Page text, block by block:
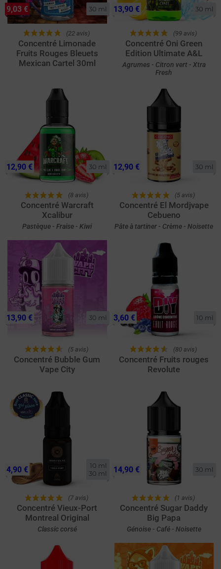
30 ml
(22 avis)
Concentré Limonade
Fruits Rouges Bleuets
Mexican Cartel 30ml
9,03 € 30 ml
(99 avis)
Concentré Oni Green
Edition Ultimate A&L
Agrumes - Citron vert - Xtra
Fresh
13,90 €
30 ml
(8 avis)
Concentré Warcraft
Xcalibur
Pastèque - Fraise - Kiwi
12,90 € 30 ml
(5 avis)
Concentré El Mordjvape
Cebueno
Pâte à tartiner - Crème - Noisette
12,90 €
30 ml
(5 avis)
Concentré Bubble Gum
Vape City
13,90 € 10 ml
(80 avis)
Concentré Fruits rouges
Revolute
3,60 €
10 ml
30 ml
(7 avis)
Concentré Vieux-Port
Montreal Original
Classic corsé
4,90 € 30 ml
(1 avis)
Concentré Sugar Daddy
Big Papa
Génoise - Café - Noisette
14,90 €